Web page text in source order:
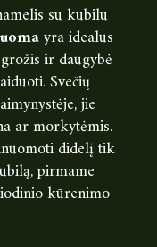
su kubilu
yra idealus
ir daugybė
Svečių
jie
ar morkytėmis.
didelį tik
pirmame
kūrenimo